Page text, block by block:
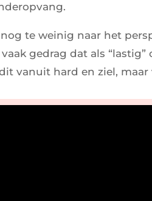
te weinig naar het
gedrag dat als
vanuit hard en ziel, maar